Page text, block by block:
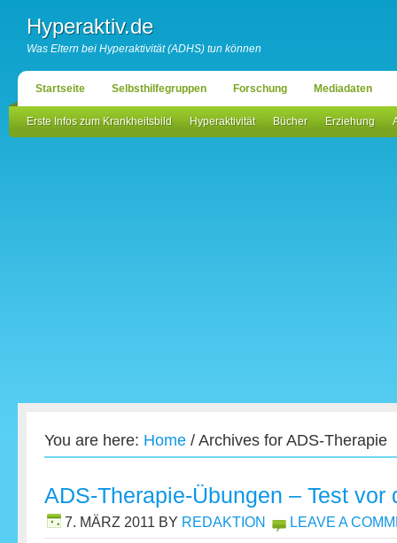
Hyperaktiv.de
Was Eltern bei Hyperaktivität (ADHS) tun können
Startseite Selbsthilfegruppen Forschung Mediadaten
Erste Infos zum Krankheitsbild Hyperaktivität Bücher Erziehung
You are here: Home / Archives for ADS-Therapie
ADS-Therapie-Übungen – Test vor
7. MÄRZ 2011 BY REDAKTION LEAVE A